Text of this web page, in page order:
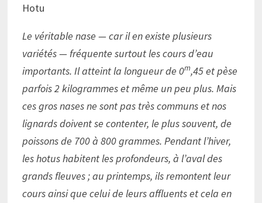
Hotu
Le véritable nase — car il en existe plusieurs
variétés — fréquente surtout les cours d’eau
importants. Il atteint la longueur de 0m,45 et pèse
parfois 2 kilogrammes et même un peu plus. Mais
ces gros nases ne sont pas très communs et nos
lignards doivent se contenter, le plus souvent, de
poissons de 700 à 800 grammes. Pendant l’hiver,
les hotus habitent les profondeurs, à l’aval des
grands fleuves ; au printemps, ils remontent leur
cours ainsi que celui de leurs affluents et cela en